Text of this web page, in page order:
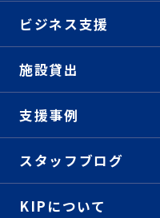
ビジネス支援
施設貸出
支援事例
スタッフブログ
KIPについて